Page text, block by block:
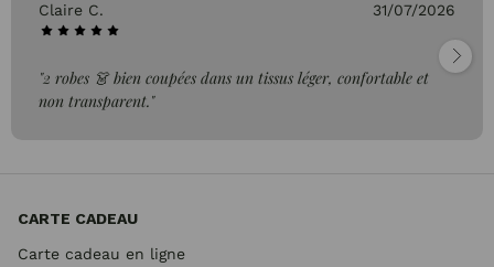
Claire C. 31/07/2026
"2 robes 👗 bien coupées dans un tissus léger, confortable et
non transparent."
CARTE CADEAU
Carte cadeau en ligne